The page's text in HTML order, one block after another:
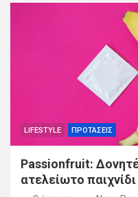
LIFESTYLE ΠΡΟΤΑΣΕΙΣ
Passionfruit:
ατελείωτο παιχνίδι